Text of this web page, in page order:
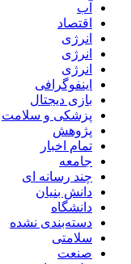
آب
اقتصاد
انرژی
انرژی
انرژی
اینفوگرافی
بازی دیجتال
پزشکی و سلامت
پژوهش
تمام اخبار
جامعه
چند رسانه ای
دانش بنیان
دانشگاه
دسته‌بندی نشده
سلامتی
صنعت